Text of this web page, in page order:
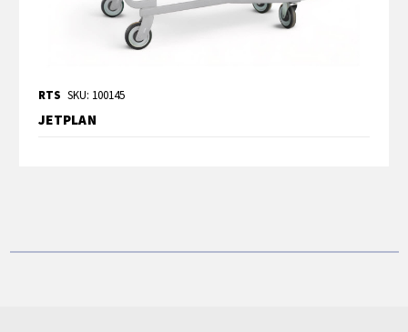
RTS SKU: 100145
JETPLAN